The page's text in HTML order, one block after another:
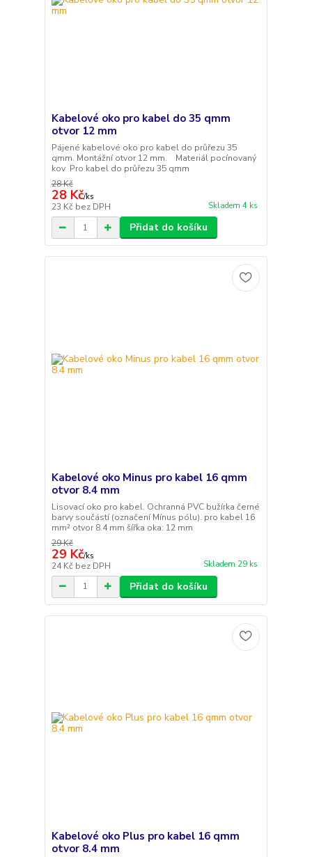
Kabelové oko pro kabel do 35 qmm
otvor 12 mm
Pájené kabelové oko pro kabel do průřezu 35
qmm. Montážní otvor 12 mm. Materiál pocínovaný
kov Pro kabel do průřezu 35 qmm
28 Kč
28 Kč/ks
23 Kč bez DPH Skladem 4 ks
Přidat do košíku
Kabelové oko Minus pro kabel 16 qmm
otvor 8.4 mm
Lisovací oko pro kabel. Ochranná PVC bužírka černé
barvy součástí (označení Mínus pólu). pro kabel 16
mm² otvor 8.4 mm šířka oka: 12 mm
29 Kč
29 Kč/ks
24 Kč bez DPH Skladem 29 ks
Přidat do košíku
Kabelové oko Plus pro kabel 16 qmm
otvor 8.4 mm